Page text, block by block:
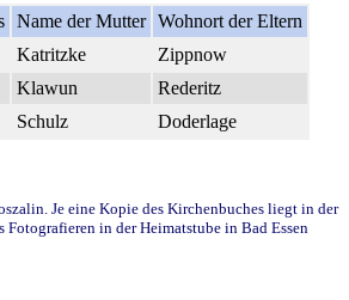
Name der Mutter Wohnort der Eltern
Katritzke
Zippnow
Klawun
Rederitz
Schulz Doderlage
Je eine Kopie des Kirchenbuches liegt in der
in der Heimatstube in Bad Essen